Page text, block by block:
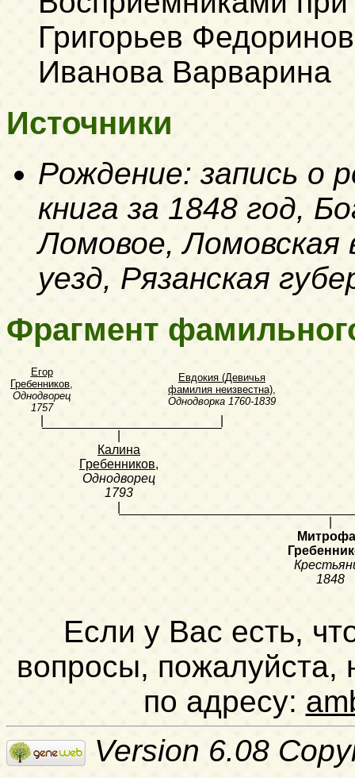
Григорьев
Иванова Варварина
Источники
Рождение: запись о
книга за 1848 год,
Ломовое, Ломовская
уезд, Рязанская
Фрагмент
Егор
Гребенников
Однодворец
1757
Евдокия (Девичья
фамилия неизвестна)
Однодворка 1760-1839
Калина
Гребенников,
Однодворец
1793
1848
Если у Вас есть,
вопросы, пожалуйста,
по адресу:
Version 6.08